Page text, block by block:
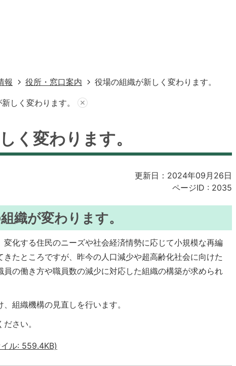
報 役所・窓口案内 役場の組織が新しく変わります。
しく変わります。
く変わります。
更新日：2024年09月26日
ページID : 2035
織が変わります。
化する住民のニーズや社会経済情勢に応じて小規模な再編
たところですが、昨今の人口減少や超高齢化社会に向けた
の働き方や職員数の減少に対応した組織の構築が求められ
組織機構の見直しを行います。
さい。
イル: 559.4KB)